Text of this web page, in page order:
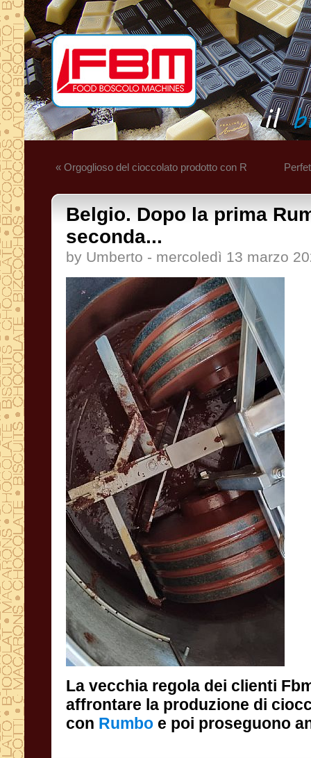
« Orgoglioso del cioccolato prodotto con R
Belgio. Dopo la prima
seconda...
by Umberto - mercoledì 13 marzo
La vecchia regola dei clienti
affrontare la produzione di
con Rumbo e poi proseguono